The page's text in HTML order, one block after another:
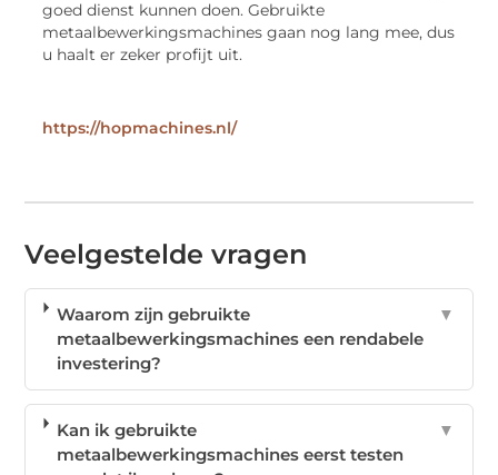
goed dienst kunnen doen. Gebruikte
metaalbewerkingsmachines gaan nog lang mee, dus
u haalt er zeker profijt uit.
https://hopmachines.nl/
Veelgestelde vragen
Waarom zijn gebruikte
metaalbewerkingsmachines een rendabele
investering?
▼
Kan ik gebruikte
metaalbewerkingsmachines eerst testen
▼